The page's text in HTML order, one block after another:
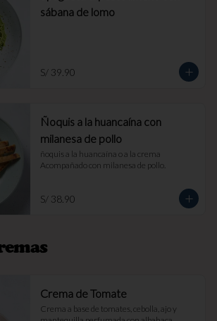
sábana de lomo
S/ 39.90
Ñoquis a la huancaína con
milanesa de pollo
ñoquis a la huancaína o a la crema
Acompañado con milanesa de pollo.
S/ 38.90
Crema de Tomate
Crema a base de tomates, cebolla, ajo y